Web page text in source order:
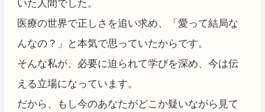
いた人間でした。
医療の世界で正しさを追い求め、「愛って結局な
んなの？」と本気で思っていたからです。
そんな私が、必要に迫られて学びを深め、今は伝
える立場になっています。
だから、もし今のあなたがどこか疑いながら見て